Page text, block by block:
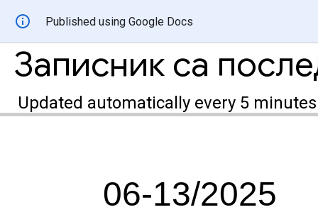
Published using Google Docs
Записник са
Updated automatically every 5 minutes
06-13/2025